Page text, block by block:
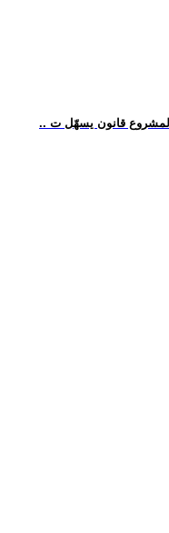
لمشروع قانون يسهّل ت